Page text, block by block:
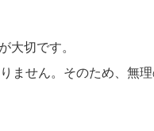
大切です。
ません。そのため、無